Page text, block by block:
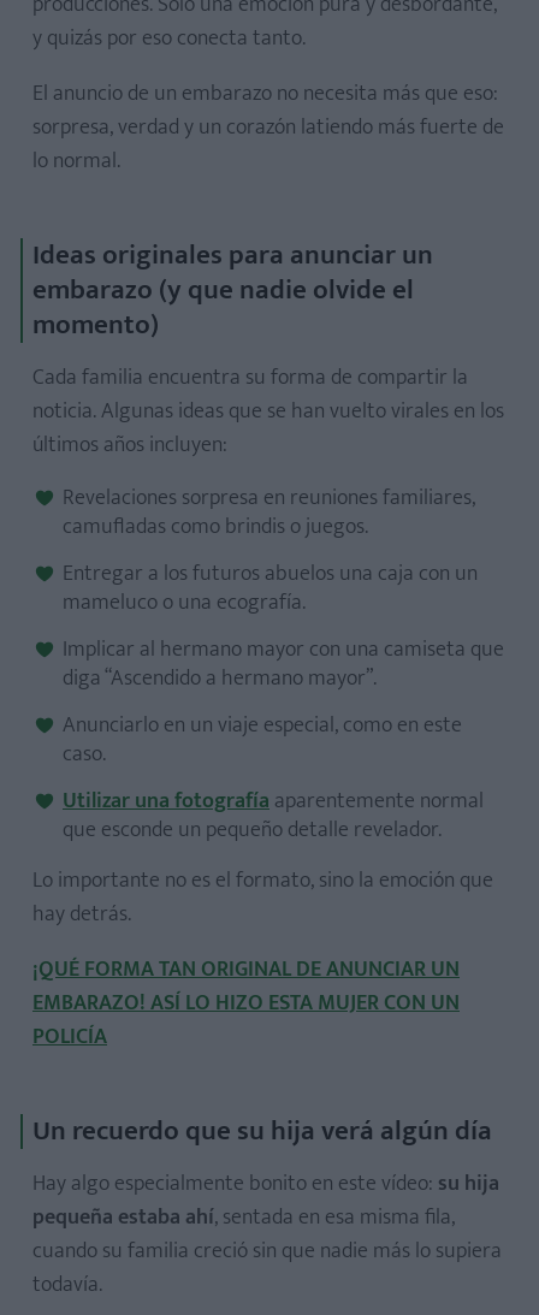
y quizás por eso conecta tanto.
El anuncio de un embarazo no necesita más que eso:
sorpresa, verdad y un corazón latiendo más fuerte de
lo normal.
Ideas originales para anunciar un
embarazo (y que nadie olvide el
momento)
Cada familia encuentra su forma de compartir la
noticia. Algunas ideas que se han vuelto virales en los
últimos años incluyen:
Revelaciones sorpresa en reuniones familiares,
camufladas como brindis o juegos.
Entregar a los futuros abuelos una caja con un
mameluco o una ecografía.
Implicar al hermano mayor con una camiseta que
diga “Ascendido a hermano mayor”.
Anunciarlo en un viaje especial, como en este
caso.
Utilizar una fotografíaaparentemente normal
que esconde un pequeño detalle revelador.
Lo importante no es el formato, sino la emoción que
hay detrás.
¡QUÉ FORMA TAN ORIGINAL DE ANUNCIAR UN
EMBARAZO! ASÍ LO HIZO ESTA MUJER CON UN
POLICÍA
Un recuerdo que su hija verá algún día
Hay algo especialmente bonito en este vídeo: su hija
pequeña estaba ahí, sentada en esa misma fila,
cuando su familia creció sin que nadie más lo supiera
todavía.